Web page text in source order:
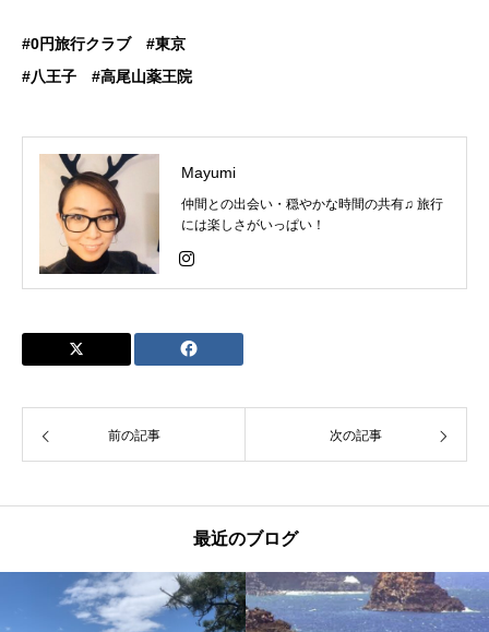
#0円旅行クラブ #東京
#八王子 #高尾山薬王院
Mayumi
仲間との出会い・穏やかな時間の共有♫ 旅行
には楽しさがいっぱい！
前の記事 次の記事
最近のブログ